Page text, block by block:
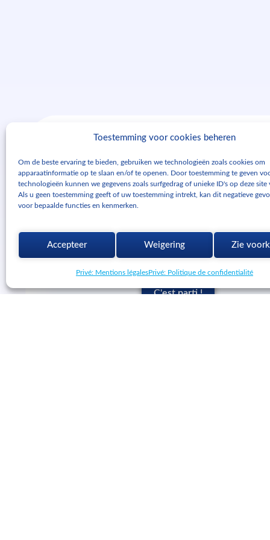
Toestemming voor cookies beheren
Om de beste ervaring te bieden, gebruiken we technologieën zoals cookies om
apparaatinformatie op te slaan en/of te openen. Door toestemming te geven
technologieën kunnen we gegevens zoals surfgedrag of unieke ID's op deze site
Als u geen toestemming geeft of uw toestemming intrekt, kan dit negatieve
voor bepaalde functies en kenmerken.
Accepteer Weigering Zie
Privé: Mentions légalesPrivé: Politique de confidentialité
cadwork
Testez cadwork pendant 2 mois avant de
version d’essai complète et gratuite de 2 mois,
l’assistance téléphonique et tous nos
C'est parti !